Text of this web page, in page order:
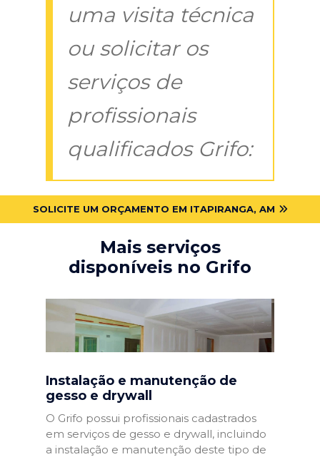
uma visita técnica
ou solicitar os
serviços de
profissionais
qualificados Grifo:
SOLICITE UM ORÇAMENTO EM ITAPIRANGA, AM
Mais serviços
disponíveis no Grifo
Instalação e manutenção de
gesso e drywall
O Grifo possui profissionais cadastrados
em serviços de gesso e drywall, incluindo
a instalação e manutenção deste tipo de